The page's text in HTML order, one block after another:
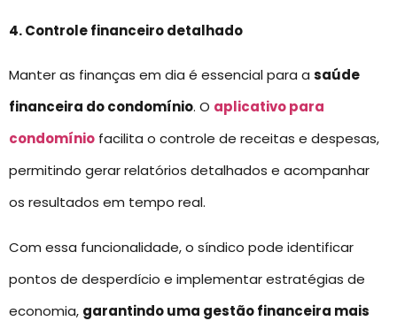
4. Controle financeiro detalhado
Manter as finanças em dia é essencial para a saúde
financeira do condomínio. O aplicativo para
condomínio facilita o controle de receitas e despesas,
permitindo gerar relatórios detalhados e acompanhar
os resultados em tempo real.
Com essa funcionalidade, o síndico pode identificar
pontos de desperdício e implementar estratégias de
economia, garantindo uma gestão financeira mais